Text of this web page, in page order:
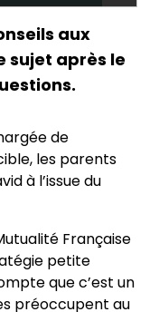
aux
sujet après le
de
les parents
à l’issue du
Française
petite
que c’est un
préoccupent au